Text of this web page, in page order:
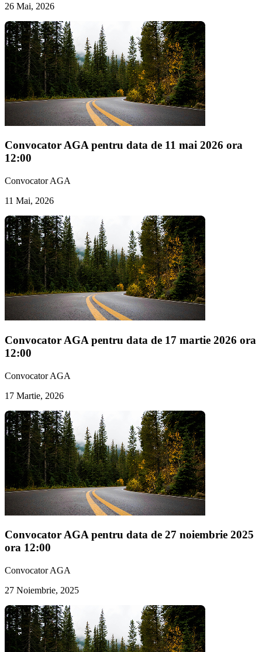
26 Mai, 2026
Convocator AGA pentru data de 11 mai 2026 ora
12:00
Convocator AGA
11 Mai, 2026
Convocator AGA pentru data de 17 martie 2026 ora
12:00
Convocator AGA
17 Martie, 2026
Convocator AGA pentru data de 27 noiembrie 2025
ora 12:00
Convocator AGA
27 Noiembrie, 2025